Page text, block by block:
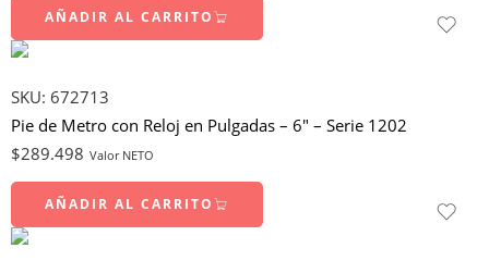
AÑADIR AL CARRITO
SKU: 672713
Pie de Metro con Reloj en Pulgadas – 6″ – Serie 1202
$289.498 Valor NETO
AÑADIR AL CARRITO